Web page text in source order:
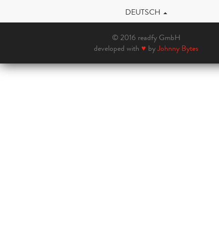
DEUTSCH
© 2016 readfy GmbH
developed with ♥ byJohnny Bytes